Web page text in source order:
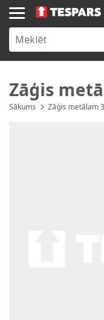
Skip to Content
Zāģis
Sākums Zāģis metālam